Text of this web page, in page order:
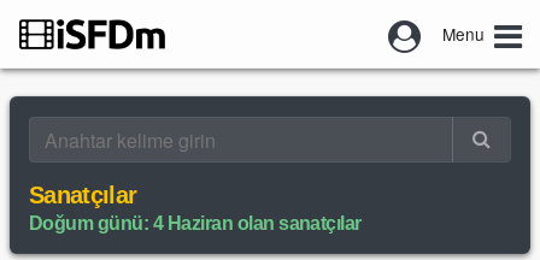
Menu
Sanatçılar
Doğum günü: 4 Haziran olan sanatçılar